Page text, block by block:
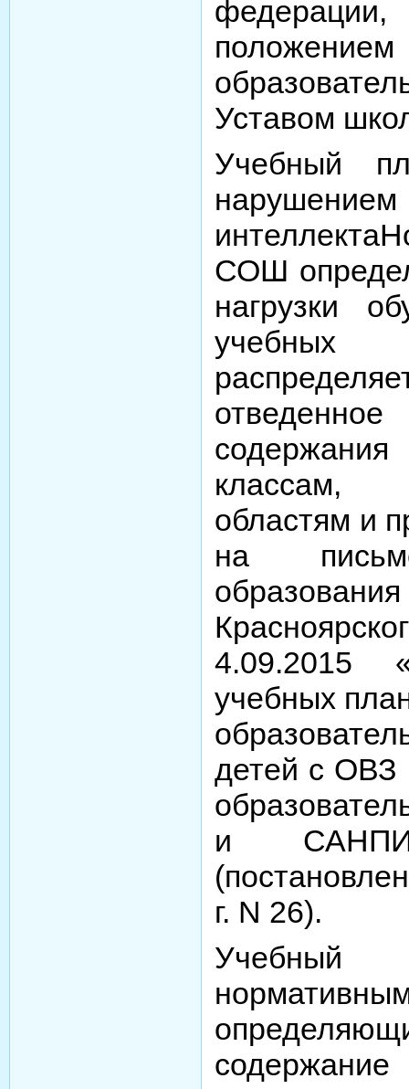
Уставом
Учебный
нарушением
СОШ
нагрузки
классам,
областям и
на
4.09.2015
учебных
детей с ОВЗ
и
г. N 26).
Учебный